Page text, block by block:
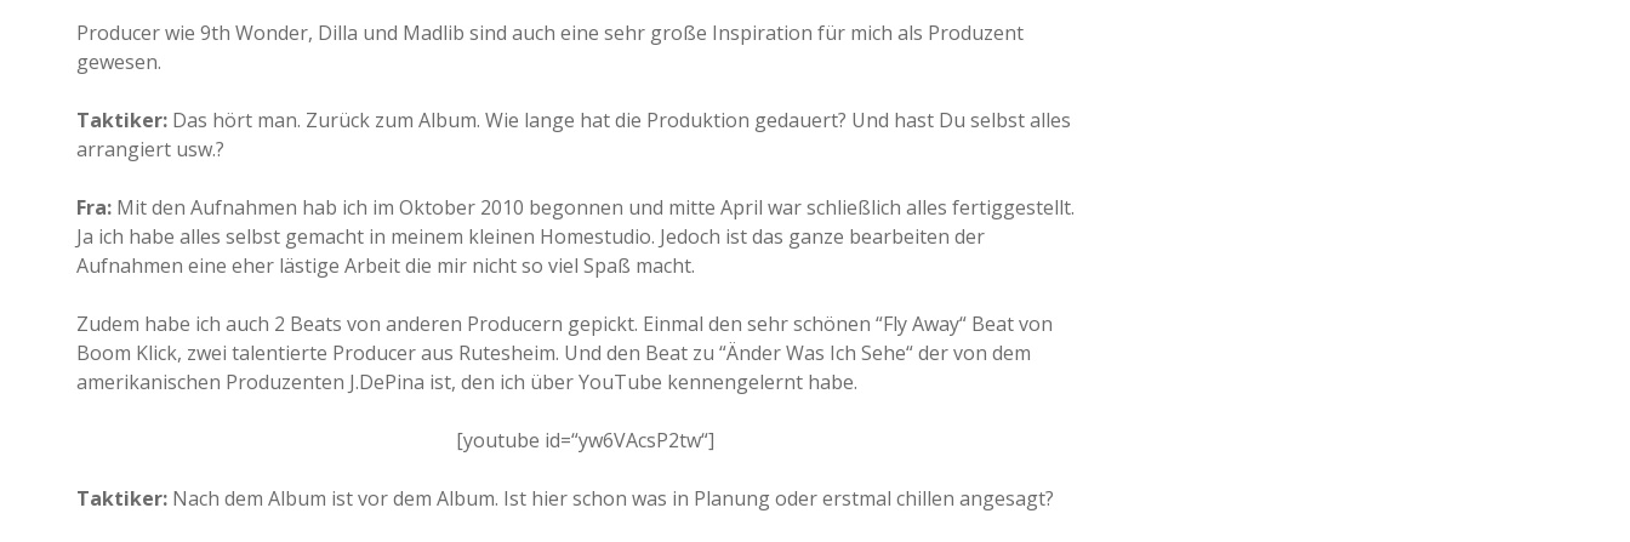
Producer wie 9th Wonder, Dilla und Madlib sind auch eine sehr große Inspiration für mich als Produzent
gewesen.
Taktiker: Das hört man. Zurück zum Album. Wie lange hat die Produktion gedauert? Und hast Du selbst alles
arrangiert usw.?
Fra: Mit den Aufnahmen hab ich im Oktober 2010 begonnen und mitte April war schließlich alles fertiggestellt.
Ja ich habe alles selbst gemacht in meinem kleinen Homestudio. Jedoch ist das ganze bearbeiten der
Aufnahmen eine eher lästige Arbeit die mir nicht so viel Spaß macht.
Zudem habe ich auch 2 Beats von anderen Producern gepickt. Einmal den sehr schönen “Fly Away“ Beat von
Boom Klick, zwei talentierte Producer aus Rutesheim. Und den Beat zu “Änder Was Ich Sehe“ der von dem
amerikanischen Produzenten J.DePina ist, den ich über YouTube kennengelernt habe.
[youtube id=“yw6VAcsP2tw“]
Taktiker: Nach dem Album ist vor dem Album. Ist hier schon was in Planung oder erstmal chillen angesagt?